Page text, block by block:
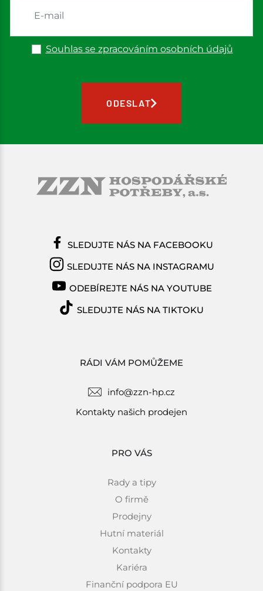
Souhlas se zpracováním osobních údajů
ODESLAT
RÁDI VÁM POMŮŽEME
info@zzn-hp.cz
Kontakty našich prodejen
PRO VÁS
Rady a tipy
O firmě
Prodejny
Hutní materiál
Kontakty
Kariéra
Finanční podpora EU
SLEDUJTE NÁS NA FACEBOOKU
SLEDUJTE NÁS NA INSTAGRAMU
ODEBÍREJTE NÁS NA YOUTUBE
SLEDUJTE NÁS NA TIKTOKU